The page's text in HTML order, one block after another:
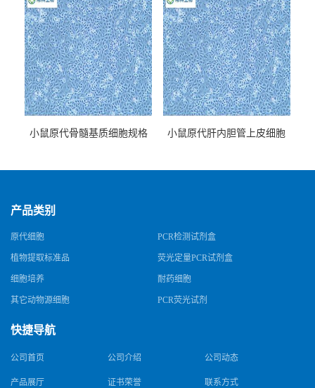
小鼠原代骨髓基质细胞规格
小鼠原代肝内胆管上皮细胞
产品类别
原代细胞 PCR检测试剂盒
植物提取标准品 荧光定量PCR试剂盒
细胞培养 耐药细胞
其它动物源细胞 PCR荧光试剂
快捷导航
公司首页 公司介绍 公司动态
产品展厅 证书荣誉 联系方式